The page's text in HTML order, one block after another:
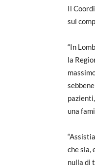
Il
sul
“In
la
una
che sia,
nulla di